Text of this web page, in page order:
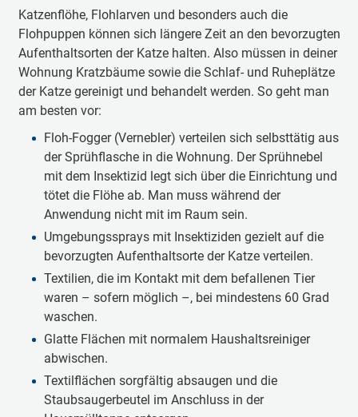
Einen Sud aus Rosmarinblättern zubereiten:
Rosmarin eine Viertelstunde in Wasser kochen,
abkühlen lassen und als Flohspray einsetzen. Die
Behandlung mit diesem natürlichen Mittel
funktioniert allerdings nur, wenn deine Katze nicht
wasserscheu ist, denn das Spray muss 20 Minuten
ausgewaschen werden. Die abgestorbenen Flöhe
können einfach mit einem Flohkamm aus dem Fell
entfernt werden.
Ein weiteres Rezept für ein Flohspray: Die
Mischung setzt sich aus zwei Dritteln Apfelessig und
einem Drittel Wasser zusammen.
Das Fell mit Kokosöl behandeln: Mehrere Tropfen
werden zwischen den Händen verrieben und in das
Katzenfell einmassiert. Nicht mit Wasser verdünnen.
Durch die im Öl enthaltene Laurinsäure sterben die
Flöhe ab. Die Anwendung sollte alle zwei bis drei
Tage wiederholt werden, bis der Flohbefall
verschwunden ist.
Selbstgemachte Flohhalsbänder:Sie können auch
Katzenflöhe, Flohlarven und besonders auch die
Flohpuppen können sich längere Zeit an den bevorzugten
Aufenthaltsorten der Katze halten. Also müssen in deiner
Wohnung Kratzbäume sowie die Schlaf- und Ruheplätze
der Katze gereinigt und behandelt werden. So geht man
am besten vor:
Floh-Fogger (Vernebler) verteilen sich selbsttätig aus
der Sprühflasche in die Wohnung. Der Sprühnebel
mit dem Insektizid legt sich über die Einrichtung und
tötet die Flöhe ab. Man muss während der
Anwendung nicht mit im Raum sein.
Umgebungssprays mit Insektiziden gezielt auf die
bevorzugten Aufenthaltsorte der Katze verteilen.
Textilien, die im Kontakt mit dem befallenen Tier
waren – sofern möglich –, bei mindestens 60 Grad
waschen.
Glatte Flächen mit normalem Haushaltsreiniger
abwischen.
Textilflächen sorgfältig absaugen und die
Staubsaugerbeutel im Anschluss in der